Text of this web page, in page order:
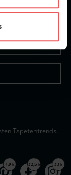
Tapetentrends.
4,9 k 32,5 k 3,1 k